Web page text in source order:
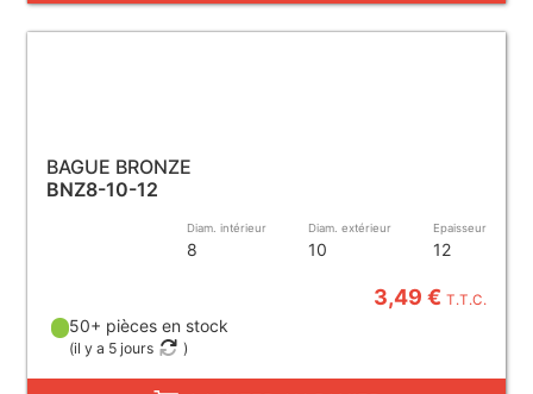
BAGUE BRONZE
BNZ8-10-12
Diam. intérieur
8
Diam. extérieur
10
Epaisseur
12
3,49 €T.T.C.
50+ pièces en stock
(il y a 5 jours )